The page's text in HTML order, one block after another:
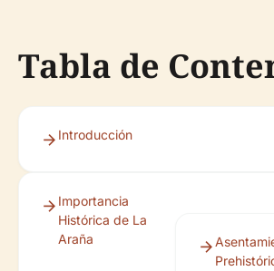
Tabla de
Introducción
Importancia
Histórica de La
Araña